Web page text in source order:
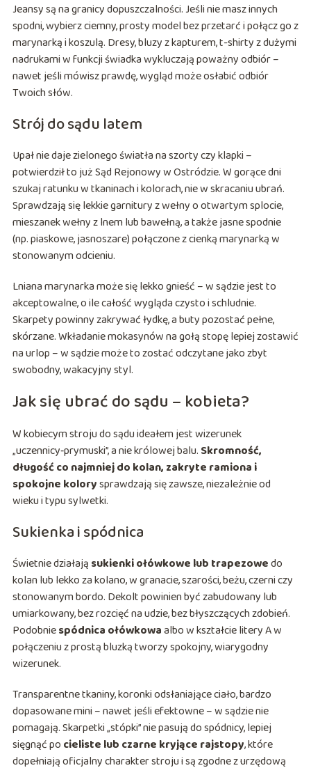
Jeansy są na granicy dopuszczalności. Jeśli nie masz innych
spodni, wybierz ciemny, prosty model bez przetarć i połącz go z
marynarką i koszulą. Dresy, bluzy z kapturem, t-shirty z dużymi
nadrukami w funkcji świadka wykluczają poważny odbiór –
nawet jeśli mówisz prawdę, wygląd może osłabić odbiór
Twoich słów.
Strój do sądu latem
Upał nie daje zielonego światła na szorty czy klapki –
potwierdził to już Sąd Rejonowy w Ostródzie. W gorące dni
szukaj ratunku w tkaninach i kolorach, nie w skracaniu ubrań.
Sprawdzają się lekkie garnitury z wełny o otwartym splocie,
mieszanek wełny z lnem lub bawełną, a także jasne spodnie
(np. piaskowe, jasnoszare) połączone z cienką marynarką w
stonowanym odcieniu.
Lniana marynarka może się lekko gnieść – w sądzie jest to
akceptowalne, o ile całość wygląda czysto i schludnie.
Skarpety powinny zakrywać łydkę, a buty pozostać pełne,
skórzane. Wkładanie mokasynów na gołą stopę lepiej zostawić
na urlop – w sądzie może to zostać odczytane jako zbyt
swobodny, wakacyjny styl.
Jak się ubrać do sądu – kobieta?
W kobiecym stroju do sądu ideałem jest wizerunek
„uczennicy‑prymuski”, a nie królowej balu. Skromność,
długość co najmniej do kolan, zakryte ramiona i
spokojne kolorysprawdzają się zawsze, niezależnie od
wieku i typu sylwetki.
Sukienka i spódnica
Świetnie działają sukienki ołówkowe lub trapezowedo
kolan lub lekko za kolano, w granacie, szarości, beżu, czerni czy
stonowanym bordo. Dekolt powinien być zabudowany lub
umiarkowany, bez rozcięć na udzie, bez błyszczących zdobień.
Podobniespódnica ołówkowaalbo w kształcie litery A w
połączeniu z prostą bluzką tworzy spokojny, wiarygodny
wizerunek.
Transparentne tkaniny, koronki odsłaniające ciało, bardzo
dopasowane mini – nawet jeśli efektowne – w sądzie nie
pomagają. Skarpetki „stópki” nie pasują do spódnicy, lepiej
sięgnąć po cieliste lub czarne kryjące rajstopy, które
dopełniają oficjalny charakter stroju i są zgodne z urzędową